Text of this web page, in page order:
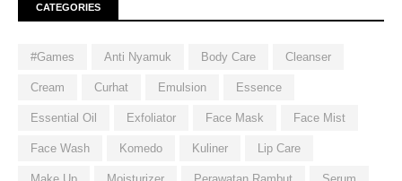
CATEGORIES
#Games Anti Nyamuk Body Care Cleanser
Cream Curhat Emulsion Essence
Essential Oil Exfoliator Face Mask Face Mist
Face Wash Komedo Kuliner Lip Care